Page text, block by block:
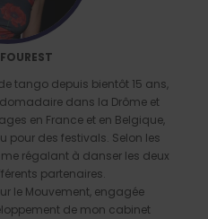
tango depuis bientôt 15 ans,
dans la Drôme et
en France et en Belgique,
des festivals. Selon les
régalant à danser les deux
partenaires.
le Mouvement, engagée
de mon cabinet